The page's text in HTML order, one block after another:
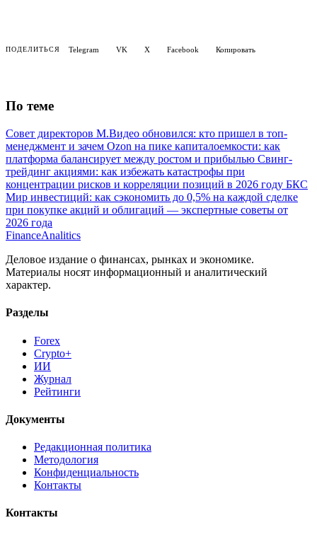
ПОДЕЛИТЬСЯ Telegram VK X Facebook Копировать
По теме
Совет директоров М.Видео обновился: кто пришел в топ-
менеджмент и зачем Ozon на пике капиталоемкости: как
платформа балансирует между ростом и прибылью Свинг-
трейдинг акциями: как избежать катастрофы при
концентрации рисков и корреляции позиций в 2026 году БКС
Мир инвестиций: как сэкономить до 0,5% на каждой сделке
при покупке акций и облигаций — экспертные советы от
2026 года
FinanceAnalitics
Деловое издание о финансах, рынках и экономике.
Материалы носят информационный и аналитический
характер.
Разделы
Forex
Crypto+
ИИ
Журнал
Рейтинги
Документы
Редакционная политика
Методология
Конфиденциальность
Контакты
Контакты